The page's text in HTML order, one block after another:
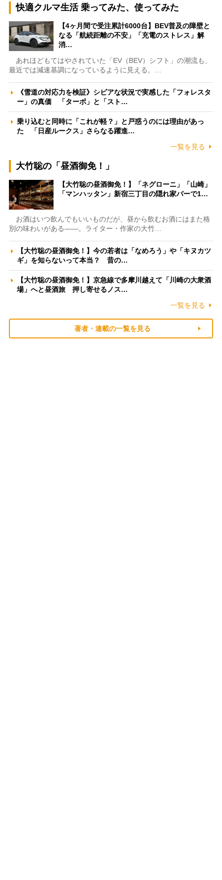
快適クルマ生活 乗ってみた、使ってみた
【4ヶ月間で受注累計6000台】BEV普及の障壁と
なる「航続距離の不安」「充電のストレス」解
消…
あれほどもてはやされていた「EV（BEV）シフト」の潮流も、
最近では減速基調になっているように見える。…
《雪道の対応力を検証》シビアな状況で実感した「フォレスタ
ー」の真価 「ターボ」と「スト…
乗り込むと同時に「これが軽？」と戸惑うのには理由があっ
た 「日産ルークス」さらなる躍進…
一覧を見る
大竹聡の「昼酒御免！」
【大竹聡の昼酒御免！】「ネグローニ」「山崎」
「マンハッタン」新宿三丁目の隠れ家バーで1…
お酒はいつ飲んでもいいものだが、昼から飲むお酒にはまた格
別の味わいがある――。ライター・作家の大竹…
【大竹聡の昼酒御免！】今の若者は「なめろう」や「キヌカツ
ギ」を知らないって本当？ 昔の…
【大竹聡の昼酒御免！】京急線で多摩川越えて「川崎の大衆酒
場」へと昼酒旅 押し寄せるノス…
一覧を見る
著者・連載の一覧を見る